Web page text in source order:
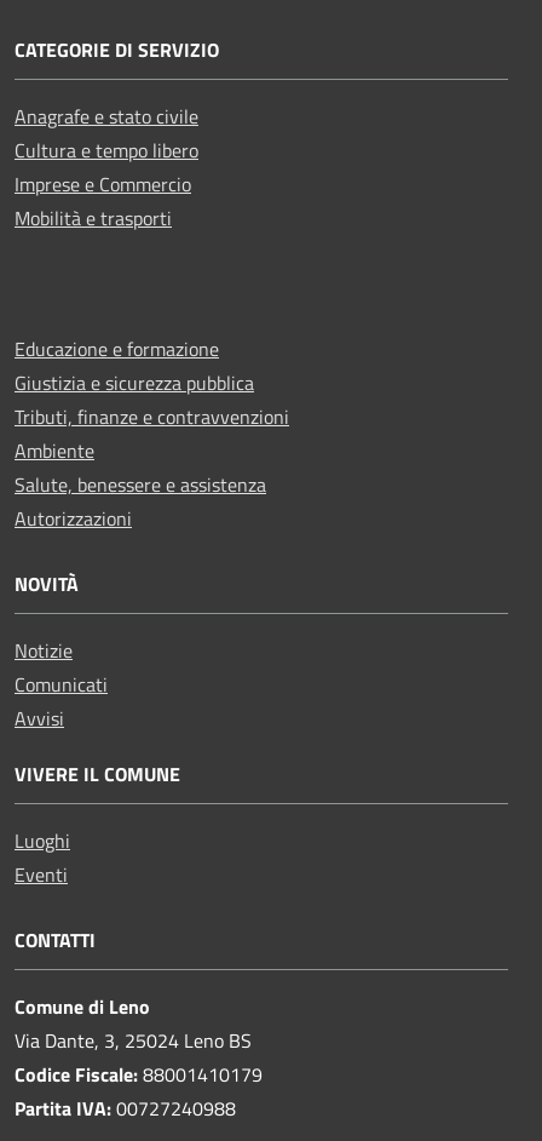
CATEGORIE DI SERVIZIO
Anagrafe e stato civile
Cultura e tempo libero
Imprese e Commercio
Mobilità e trasporti
Educazione e formazione
Giustizia e sicurezza pubblica
Tributi, finanze e contravvenzioni
Ambiente
Salute, benessere e assistenza
Autorizzazioni
NOVITÀ
Notizie
Comunicati
Avvisi
VIVERE IL COMUNE
Luoghi
Eventi
CONTATTI
Comune di Leno
Via Dante, 3, 25024 Leno BS
Codice Fiscale:88001410179
Partita IVA:00727240988